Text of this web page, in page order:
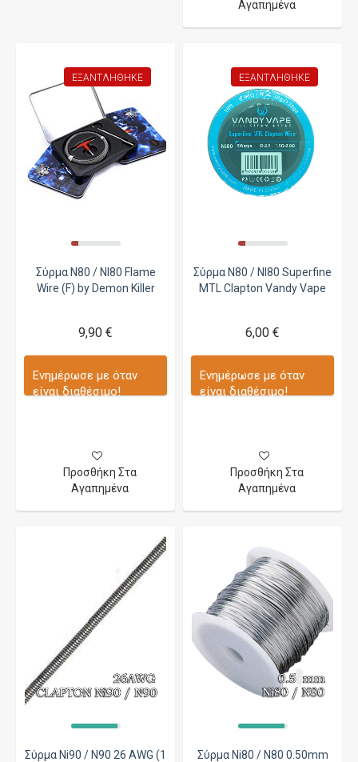
Αγαπημένα
ΕΞΑΝΤΛΉΘΗΚΕ
Σύρμα N80 / NI80 Flame
Wire (F) by Demon Killer
9,90 €
Ενημέρωσε με όταν
είναι διαθέσιμο!
Προσθήκη Στα
Αγαπημένα
ΕΞΑΝΤΛΉΘΗΚΕ
Σύρμα N80 / NI80 Superfine
MTL Clapton Vandy Vape
6,00 €
Ενημέρωσε με όταν
είναι διαθέσιμο!
Προσθήκη Στα
Αγαπημένα
Σύρμα Ni90 / N90 26 AWG (1
Σύρμα Ni80 / N80 0.50mm